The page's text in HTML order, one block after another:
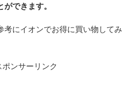
できます。
考にイオンでお得に買い物してみ
ポンサーリンク